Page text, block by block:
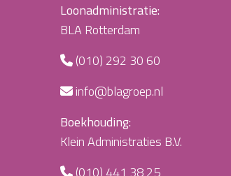
Loonadministratie:
BLA Rotterdam
(010) 292 30 60
info@blagroep.nl
Boekhouding:
Klein Administraties B.V.
(010) 441 38 25